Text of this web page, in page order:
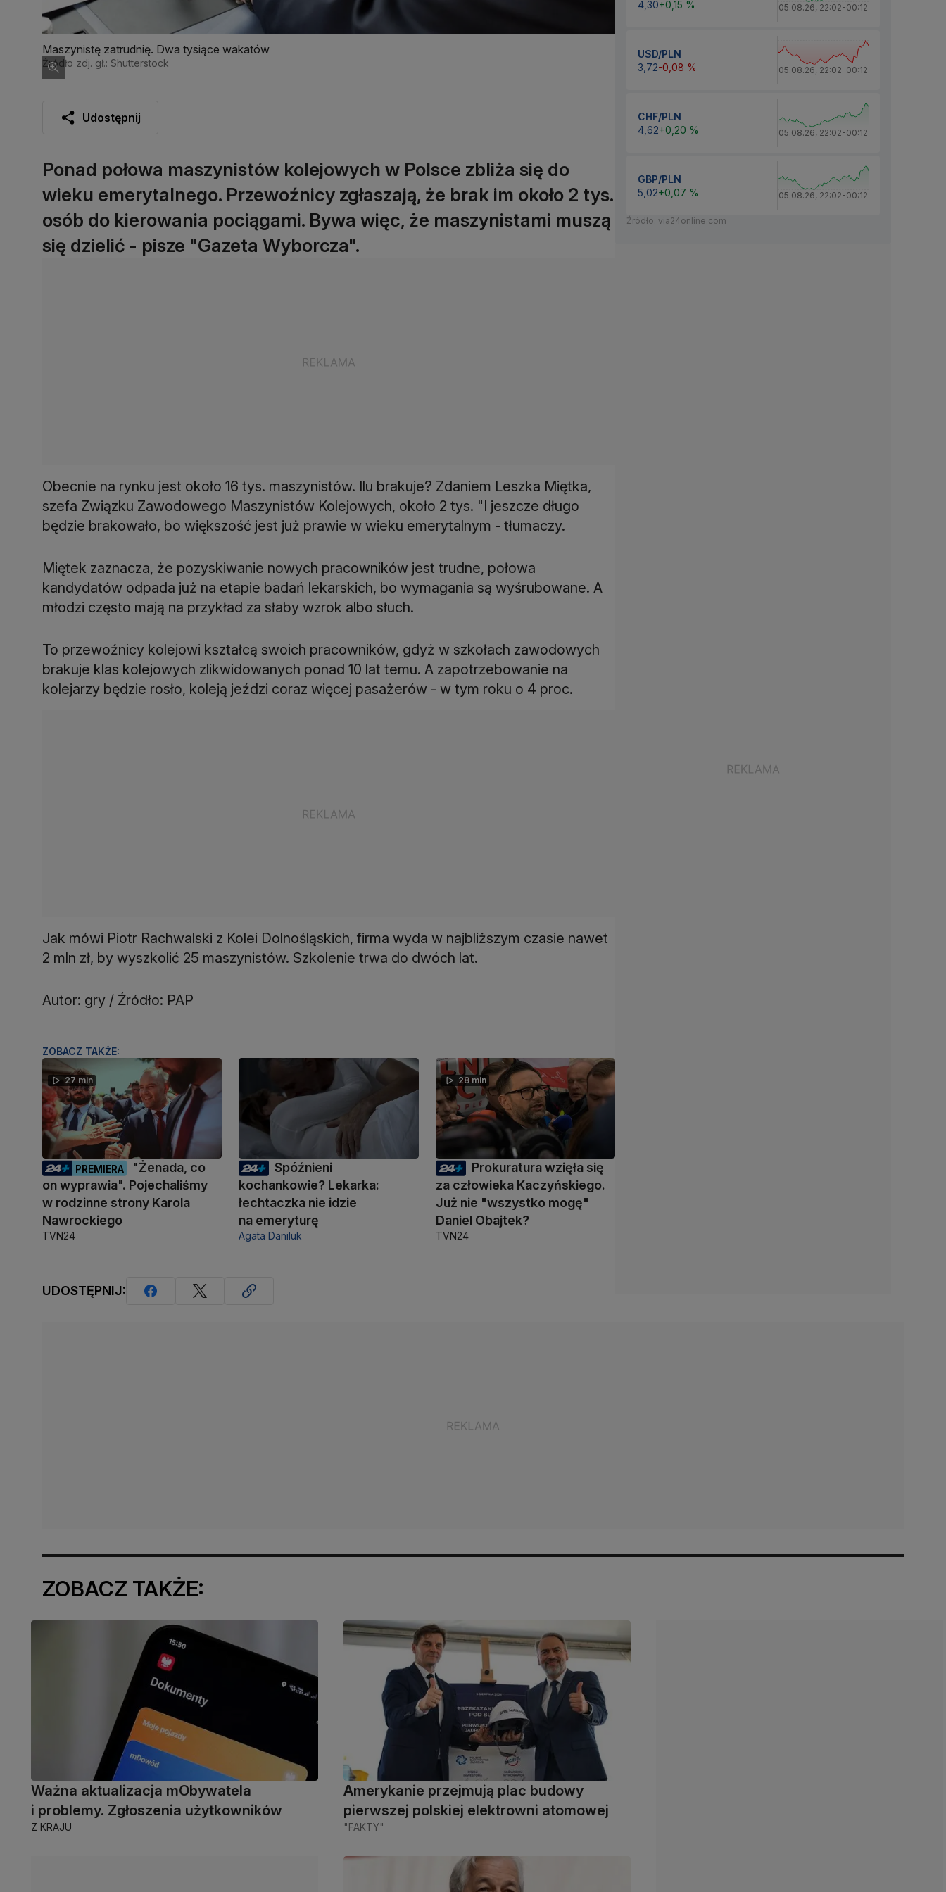
Maszynistę zatrudnię. Dwa tysiące wakatów
Źródło zdj. gł.: Shutterstock
Udostępnij
Ponad połowa maszynistów kolejowych w Polsce zbliża się do
wieku emerytalnego. Przewoźnicy zgłaszają, że brak im około 2 tys.
osób do kierowania pociągami. Bywa więc, że maszynistami muszą
się dzielić - pisze "Gazeta Wyborcza".
Obecnie na rynku jest około 16 tys. maszynistów. Ilu brakuje? Zdaniem Leszka Miętka,
szefa Związku Zawodowego Maszynistów Kolejowych, około 2 tys. "I jeszcze długo
będzie brakowało, bo większość jest już prawie w wieku emerytalnym - tłumaczy.
Miętek zaznacza, że pozyskiwanie nowych pracowników jest trudne, połowa
kandydatów odpada już na etapie badań lekarskich, bo wymagania są wyśrubowane. A
młodzi często mają na przykład za słaby wzrok albo słuch.
To przewoźnicy kolejowi kształcą swoich pracowników, gdyż w szkołach zawodowych
brakuje klas kolejowych zlikwidowanych ponad 10 lat temu. A zapotrzebowanie na
kolejarzy będzie rosło, koleją jeździ coraz więcej pasażerów - w tym roku o 4 proc.
Jak mówi Piotr Rachwalski z Kolei Dolnośląskich, firma wyda w najbliższym czasie nawet
2 mln zł, by wyszkolić 25 maszynistów. Szkolenie trwa do dwóch lat.
Autor: gry / Źródło: PAP
ZOBACZ TAKŻE:
27 min
PREMIERA
"Żenada, co
on wyprawia". Pojechaliśmy
w rodzinne strony Karola
Nawrockiego
TVN24
Spóźnieni
kochankowie? Lekarka:
łechtaczka nie idzie
na emeryturę
Agata Daniluk
28 min
Prokuratura wzięła się
za człowieka Kaczyńskiego.
Już nie "wszystko mogę"
Daniel Obajtek?
TVN24
UDOSTĘPNIJ:
4,30+0,15 % 05.08.26, 22:02-00:12
USD/PLN
3,72-0,08 % 05.08.26, 22:02-00:12
CHF/PLN
4,62+0,20 % 05.08.26, 22:02-00:12
GBP/PLN
5,02+0,07 % 05.08.26, 22:02-00:12
Źródło: via24online.com
ZOBACZ TAKŻE:
Ważna aktualizacja mObywatela
i problemy. Zgłoszenia użytkowników
Z KRAJU
Amerykanie przejmują plac budowy
pierwszej polskiej elektrowni atomowej
"FAKTY"